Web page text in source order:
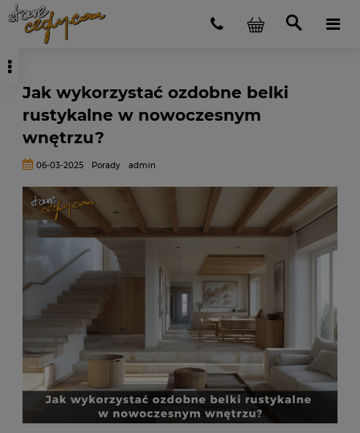
Jak wykorzystać ozdobne belki
rustykalne w nowoczesnym
wnętrzu?
06-03-2025 Porady admin